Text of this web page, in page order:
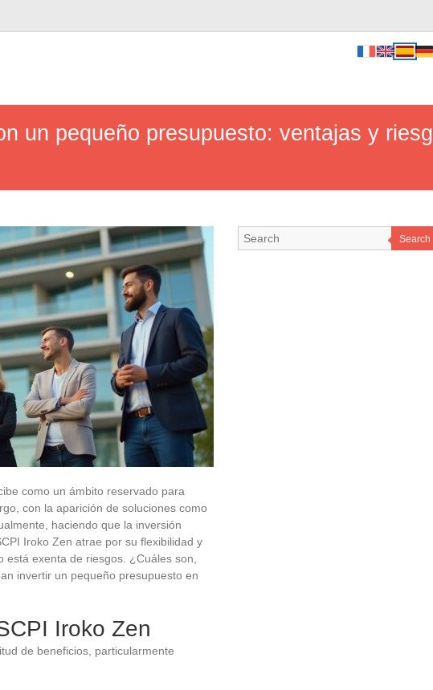
un pequeño presupuesto: ventajas y
como un ámbito reservado para
con la aparición de soluciones como
haciendo que la inversión
Iroko Zen atrae por su flexibilidad y
exenta de riesgos. ¿Cuáles son,
invertir un pequeño presupuesto en
Iroko Zen
de beneficios, particularmente
Search